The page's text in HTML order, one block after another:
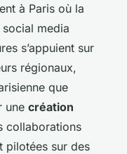
à Paris où la
media
s’appuient sur
régionaux,
que
une création
collaborations
pilotées sur des